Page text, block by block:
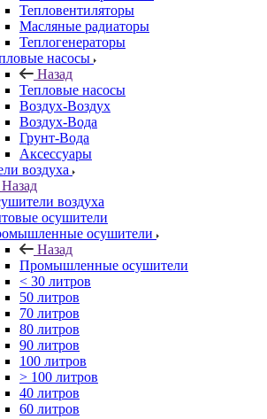
Тепловентиляторы
Масляные радиаторы
Теплогенераторы
насосы
Назад
Тепловые насосы
Воздух-Воздух
Воздух-Вода
Грунт-Вода
Аксессуары
воздуха
Назад
воздуха
осушители
осушители
Назад
Промышленные осушители
< 30 литров
50 литров
70 литров
80 литров
90 литров
100 литров
> 100 литров
40 литров
60 литров